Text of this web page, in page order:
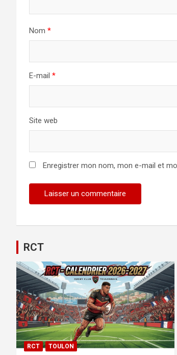
Nom *
E-mail *
Site web
Enregistrer mon nom, mon e-mail et
RCT
RCT TOULON